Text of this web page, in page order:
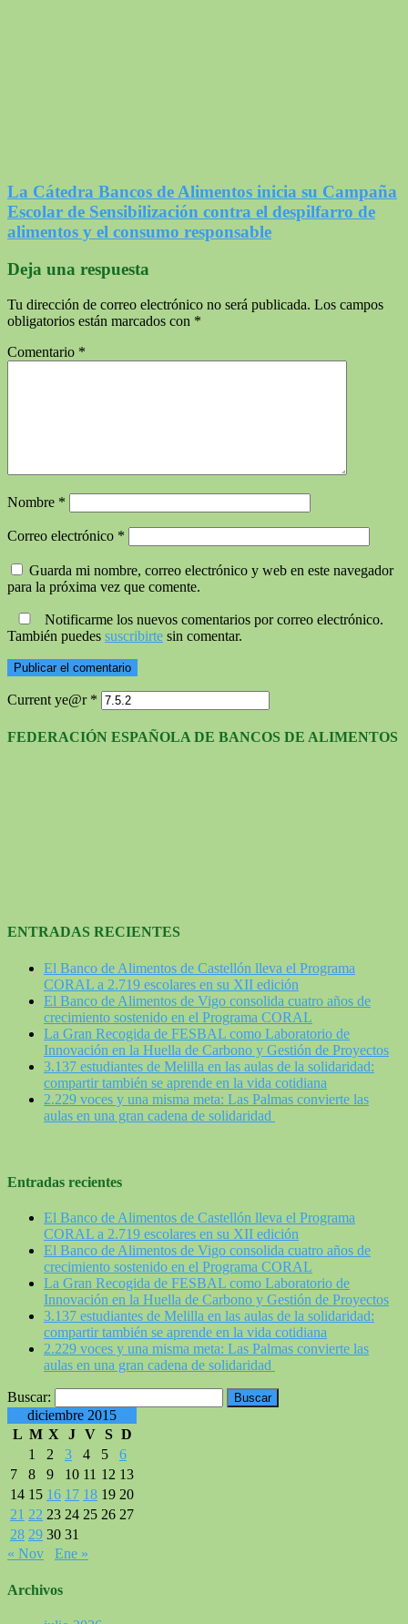
La Cátedra Bancos de Alimentos inicia su Campaña
Escolar de Sensibilización contra el despilfarro de
alimentos y el consumo responsable
Deja una respuesta
Tu dirección de correo electrónico no será publicada. Los campos
obligatorios están marcados con *
Comentario *
Nombre *
Correo electrónico *
Guarda mi nombre, correo electrónico y web en este navegador
para la próxima vez que comente.
Notificarme los nuevos comentarios por correo electrónico.
También puedes suscribirte sin comentar.
Current ye@r *
FEDERACIÓN ESPAÑOLA DE BANCOS DE ALIMENTOS
ENTRADAS RECIENTES
El Banco de Alimentos de Castellón lleva el Programa
CORAL a 2.719 escolares en su XII edición
El Banco de Alimentos de Vigo consolida cuatro años de
crecimiento sostenido en el Programa CORAL
La Gran Recogida de FESBAL como Laboratorio de
Innovación en la Huella de Carbono y Gestión de Proyectos
3.137 estudiantes de Melilla en las aulas de la solidaridad:
compartir también se aprende en la vida cotidiana
2.229 voces y una misma meta: Las Palmas convierte las
aulas en una gran cadena de solidaridad
Entradas recientes
El Banco de Alimentos de Castellón lleva el Programa
CORAL a 2.719 escolares en su XII edición
El Banco de Alimentos de Vigo consolida cuatro años de
crecimiento sostenido en el Programa CORAL
La Gran Recogida de FESBAL como Laboratorio de
Innovación en la Huella de Carbono y Gestión de Proyectos
3.137 estudiantes de Melilla en las aulas de la solidaridad:
compartir también se aprende en la vida cotidiana
2.229 voces y una misma meta: Las Palmas convierte las
aulas en una gran cadena de solidaridad
Buscar:
diciembre 2015
L M X J V S D
1
2 3 4 5
6
7
8 9 10 11 12 13
14 15 16 17 18 19 20
21 22 23 24 25 26 27
28 29 30 31
« Nov
Ene »
Archivos